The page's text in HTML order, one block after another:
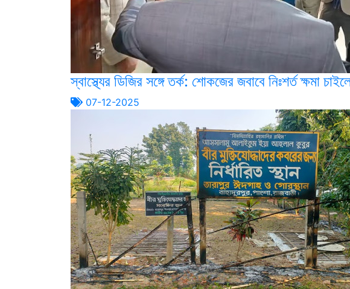
স্বাস্থ্যের ডিজির সঙ্গে তর্ক: শোকজের জবাবে নিঃশর্ত ক্ষমা
07-12-2025